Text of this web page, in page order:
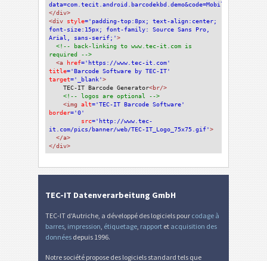
</div>
<div style='padding-top:8px; text-align:center;
font-size:15px; font-family: Source Sans Pro,
Arial, sans-serif;'>
<!-- back-linking to www.tec-it.com is
required -->
<a href='https://www.tec-it.com'
title='Barcode Software by TEC-IT'
target='_blank'>
TEC-IT Barcode Generator<br/>
<!-- logos are optional -->
<img alt='TEC-IT Barcode Software'
border='0'
src='http://www.tec-
it.com/pics/banner/web/TEC-IT_Logo_75x75.gif'>
</a>
</div>
TEC-IT Datenverarbeitung GmbH
TEC-IT d'Autriche, a développé des logiciels pour codage à
barres impression étiquetage rapport et acquisition des
données depuis 1996.
Notre société propose des logiciels standard tels que